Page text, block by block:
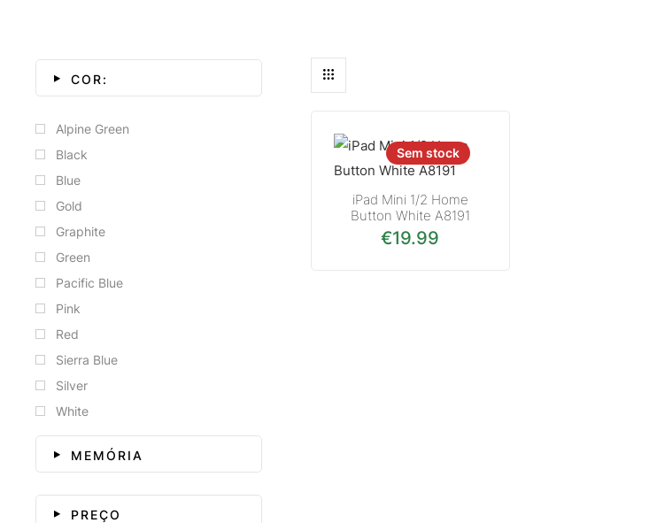
Sem stock
iPad Mini 1/2 Home
Button White A8191
€19.99
COR:
Alpine Green
Black
Blue
Gold
Graphite
Green
Pacific Blue
Pink
Red
Sierra Blue
Silver
White
MEMÓRIA
PREÇO